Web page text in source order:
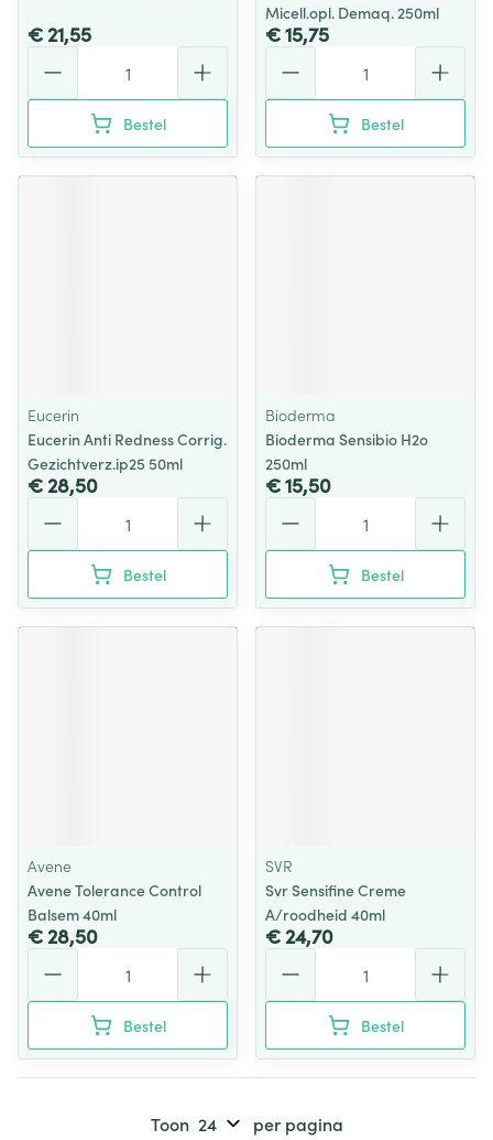
€ 21,55
Bestel
Micell.opl. Demaq. 250ml
€ 15,75
Bestel
Eucerin
Eucerin Anti Redness Corrig.
Gezichtverz.ip25 50ml
€ 28,50
Bestel
Bioderma
Bioderma Sensibio H2o
250ml
€ 15,50
Bestel
Avene
Avene Tolerance Control
Balsem 40ml
€ 28,50
Bestel
SVR
Svr Sensifine Creme
A/roodheid 40ml
€ 24,70
Bestel
Toon per pagina